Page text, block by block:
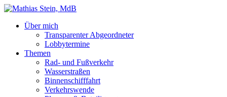
Über mich
Transparenter Abgeordneter
Lobbytermine
Themen
Rad- und Fußverkehr
Wasserstraßen
Binnenschifffahrt
Verkehrswende